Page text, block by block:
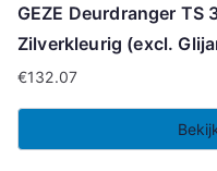
GEZE Deurdranger TS
Zilverkleurig (excl.
€132.07